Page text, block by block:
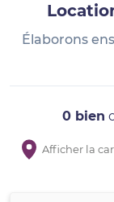
Élaborons
0 bien
Afficher la